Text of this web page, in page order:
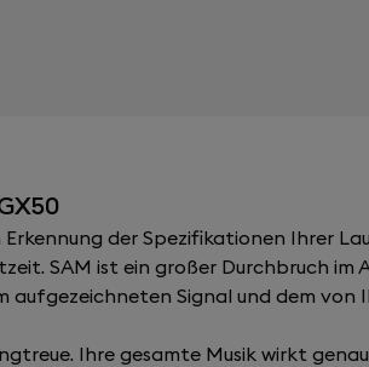
der Spezifikationen Ihrer
SAM ist ein großer Durchbruch
aufgezeichneten Signal und dem
Ihre gesamte Musik wirkt